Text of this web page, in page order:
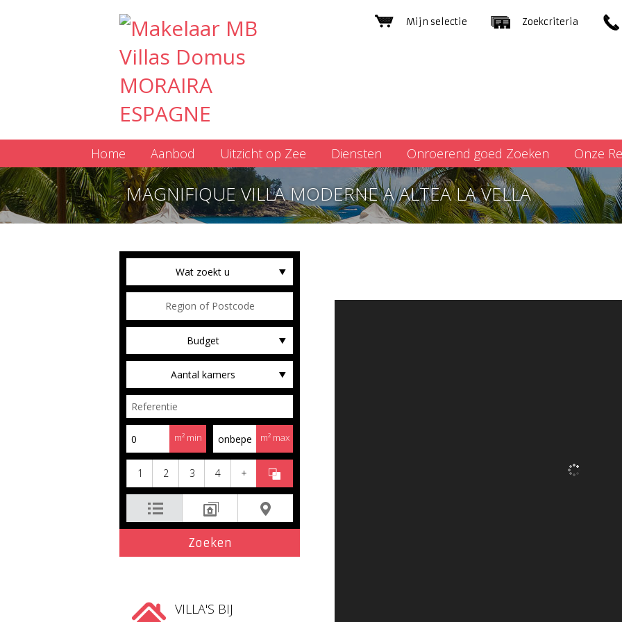
Zoekcriteria
Mijn selectie
Home Aanbod Uitzicht op Zee Diensten Onroerend goed Zoeken Onze
MAGNIFIQUE VILLA MODERNE A ALTEA LA VELLA
Wat zoekt u
Budget
Aantal kamers
m² min m² max
1 2 3 4 +
VILLA'S BIJ